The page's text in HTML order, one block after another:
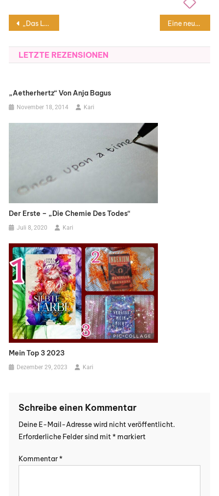
Beitragsnavigation
„Das Lächeln des Killers“ von J. D. Robb (Hörbuch) Eine neue Rubrik, Geburtstag des Blogs, Gewinnspiel
LETZTE REZENSIONEN
„Aetherhertz“ Von Anja Bagus
November 18, 2014 Kari
Der Erste – „Die Chemie Des Todes“
Juli 8, 2020 Kari
Mein Top 3 2023
Dezember 29, 2023 Kari
Schreibe einen Kommentar
Deine E-Mail-Adresse wird nicht veröffentlicht.
Erforderliche Felder sind mit*markiert
Kommentar*